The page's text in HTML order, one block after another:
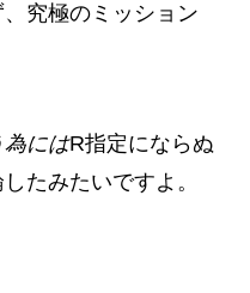
究極のミッション
為にはR指定にならぬ
たみたいですよ。